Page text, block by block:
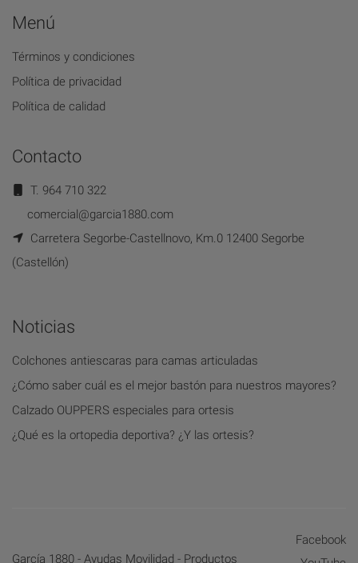
Menú
Términos y condiciones
Política de privacidad
Política de calidad
Contacto
T. 964 710 322
comercial@garcia1880.com
Carretera Segorbe-Castellnovo, Km.0 12400 Segorbe
(Castellón)
Noticias
Colchones antiescaras para camas articuladas
¿Cómo saber cuál es el mejor bastón para nuestros mayores?
Calzado OUPPERS especiales para ortesis
¿Qué es la ortopedia deportiva? ¿Y las ortesis?
Facebook
García 1880 - Ayudas Movilidad - Productos